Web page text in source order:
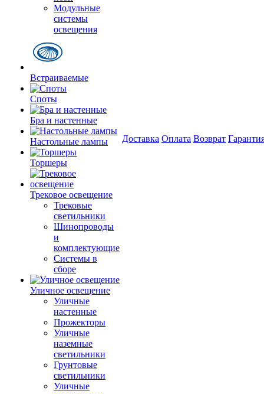
Модульные
системы
освещения
Встраиваемые
Споты
Бра и настенные
Настольные лампы
Торшеры
Трековое освещение
Трековые
светильники
Шинопроводы
и
комплектующие
Системы в
сборе
Уличное освещение
Уличные
настенные
Прожекторы
Уличные
наземные
светильники
Грунтовые
светильники
Уличные
Доставка Оплата Возврат